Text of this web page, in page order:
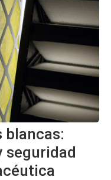
blancas:
seguridad